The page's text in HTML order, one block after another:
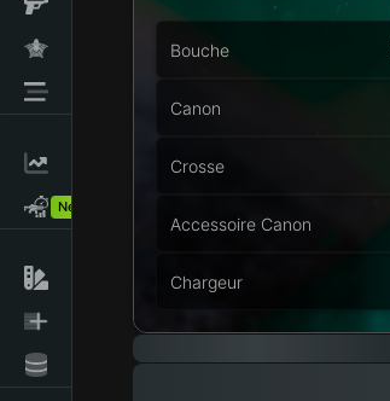
New!
Bouche
Canon
Crosse
Accessoire Canon
Chargeur